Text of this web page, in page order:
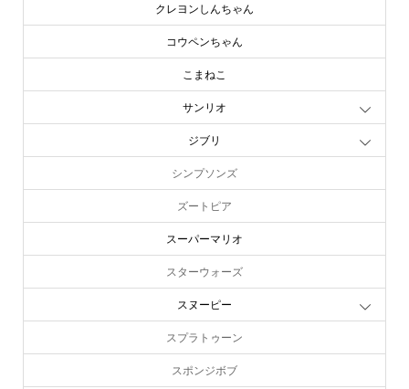
クレヨンしんちゃん
コウペンちゃん
こまねこ
サンリオ
ジブリ
シンプソンズ
ズートピア
スーパーマリオ
スターウォーズ
スヌーピー
スプラトゥーン
スポンジボブ